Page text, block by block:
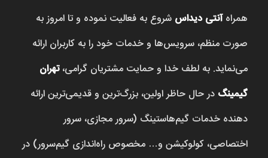
همراهآنتی دیداس شروع به فعالیت نموده و تا امروز به
صورت منظم، سرویس‌ها و خدمات خود را به کاربران ارائه
می‌نماید. به لطف خدا و حمایت مشتریان گرامی،تهران
گیمینگ در حال حاظر اولین، بزرگ‌ترین و قدیمی‌ترین ارائه
دهنده خدمات گیم‌هاستینگ (سرور مجازی، سرور
اختصاصی، کولوکیشن و… مخصوص راه‌اندازی گیم‌سرور) در